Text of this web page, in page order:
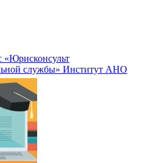
«Юрисконсульт
службы» Институт АНО